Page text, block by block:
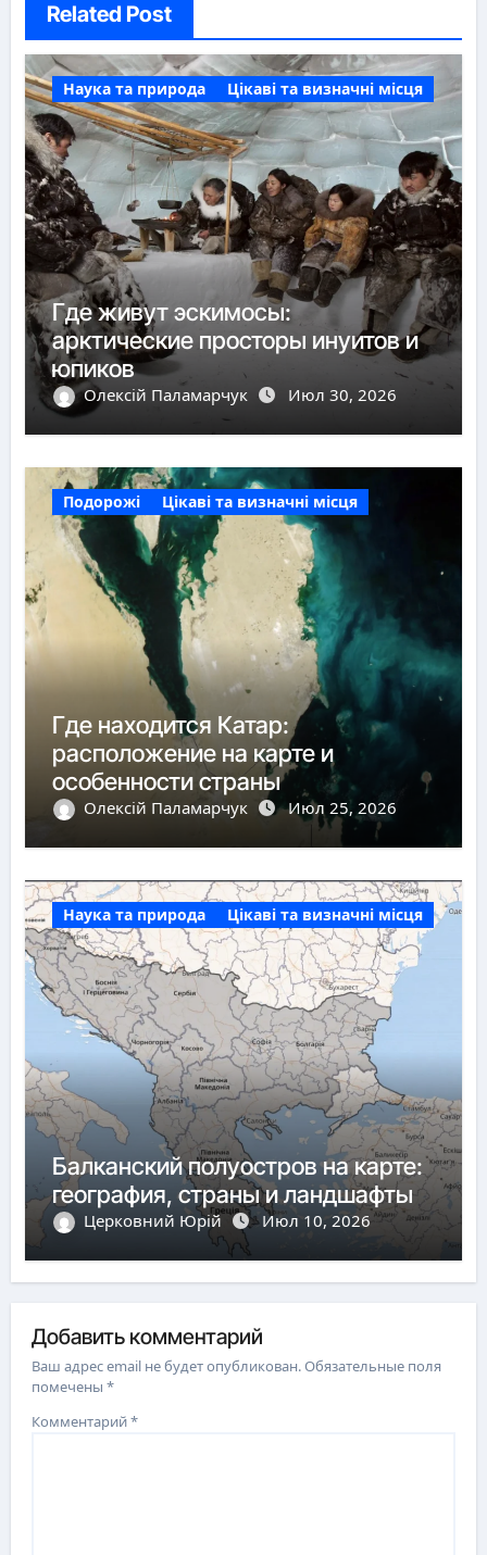
Related Post
Наука та природа Цікаві та визначні місця
Где живут эскимосы:
арктические просторы инуитов и
юпиков
Олексій Паламарчук Июл 30, 2026
Подорожі Цікаві та визначні місця
Где находится Катар:
расположение на карте и
особенности страны
Олексій Паламарчук Июл 25, 2026
Наука та природа Цікаві та визначні місця
Балканский полуостров на карте:
география, страны и ландшафты
Церковний Юрій Июл 10, 2026
Добавить комментарий
Ваш адрес email не будет опубликован.Обязательные поля
помечены*
Комментарий*